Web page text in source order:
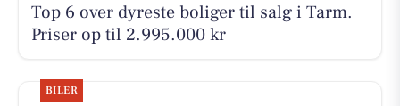
Top 6 over dyreste boliger til salg i Tarm.
Priser op til 2.995.000 kr
BILER